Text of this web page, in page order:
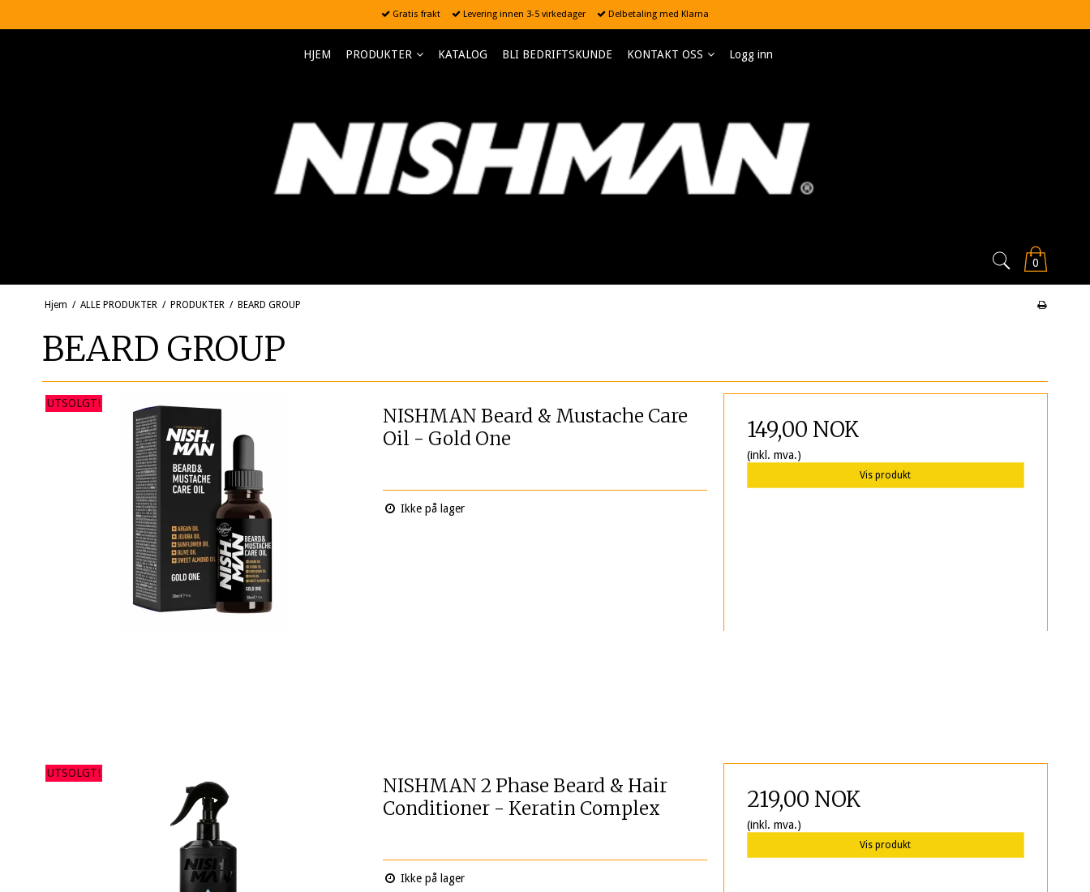
Gratis frakt Levering innen 3-5 virkedager Delbetaling med Klarna
HJEM PRODUKTER KATALOG BLI BEDRIFTSKUNDE KONTAKT OSS Logg inn
0
Hjem / ALLE PRODUKTER / PRODUKTER / BEARD GROUP
BEARD GROUP
UTSOLGT!
NISHMAN Beard & Mustache Care
Oil - Gold One
Ikke på lager
149,00 NOK
(inkl. mva.)
Vis produkt
UTSOLGT!
NISHMAN 2 Phase Beard & Hair
Conditioner - Keratin Complex
Ikke på lager
219,00 NOK
(inkl. mva.)
Vis produkt